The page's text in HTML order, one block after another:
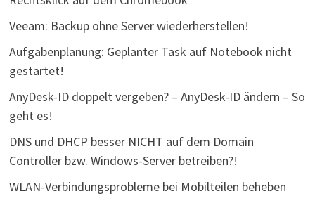
Veeam: Backup ohne Server wiederherstellen!
Aufgabenplanung: Geplanter Task auf Notebook nicht
gestartet!
AnyDesk-ID doppelt vergeben? – AnyDesk-ID ändern – So
geht es!
DNS und DHCP besser NICHT auf dem Domain
Controller bzw. Windows-Server betreiben?!
WLAN-Verbindungsprobleme bei Mobilteilen beheben